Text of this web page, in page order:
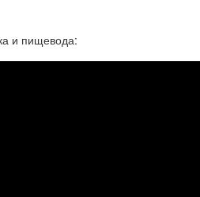
и пищевода: